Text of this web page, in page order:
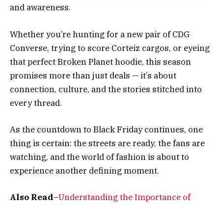
and awareness.
Whether you’re hunting for a new pair of CDG
Converse, trying to score Corteiz cargos, or eyeing
that perfect Broken Planet hoodie, this season
promises more than just deals — it’s about
connection, culture, and the stories stitched into
every thread.
As the countdown to Black Friday continues, one
thing is certain: the streets are ready, the fans are
watching, and the world of fashion is about to
experience another defining moment.
Also Read–Understanding the Importance of